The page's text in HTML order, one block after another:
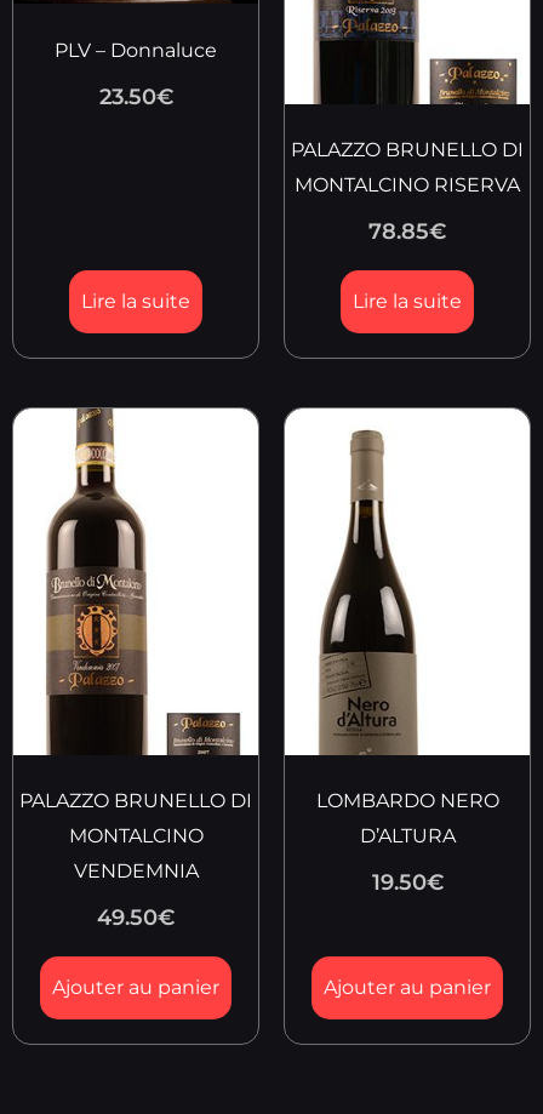
PLV – Donnaluce
23.50€
Lire la suite
PALAZZO BRUNELLO DI
MONTALCINO RISERVA
78.85€
Lire la suite
PALAZZO BRUNELLO DI
MONTALCINO
VENDEMNIA
49.50€
Ajouter au panier
LOMBARDO NERO
D’ALTURA
19.50€
Ajouter au panier